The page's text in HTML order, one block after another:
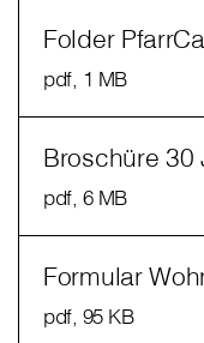
Folder
pdf, 1 MB
Broschüre 30
pdf, 6 MB
Formular
pdf, 95 KB